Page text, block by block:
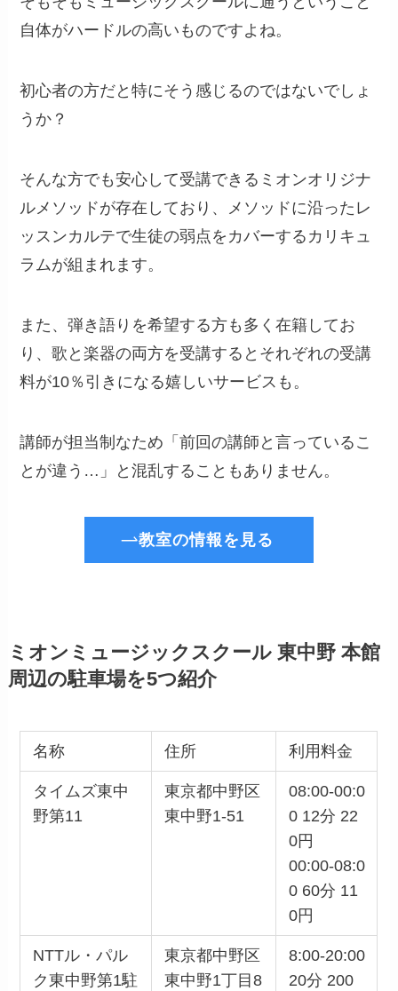
自体がハードルの高いものですよね。
初心者の方だと特にそう感じるのではないでしょ
うか？
そんな方でも安心して受講できるミオンオリジナ
ルメソッドが存在しており、メソッドに沿ったレ
ッスンカルテで生徒の弱点をカバーするカリキュ
ラムが組まれます。
また、弾き語りを希望する方も多く在籍してお
り、歌と楽器の両方を受講するとそれぞれの受講
料が10％引きになる嬉しいサービスも。
講師が担当制なため「前回の講師と言っているこ
とが違う…」と混乱することもありません。
教室の情報を見る
ミオンミュージックスクール 東中野 本館
周辺の駐車場を5つ紹介
名称 住所 利用料金
タイムズ東中
野第11
東京都中野区
東中野1-51
08:00-00:0
0 12分 22
0円
00:00-08:0
0 60分 11
0円
NTTル・パル
ク東中野第1駐
東京都中野区
東中野1丁目8
8:00-20:00
20分 200